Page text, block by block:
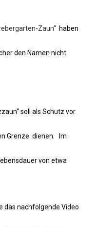
Zaun“ haben
den Namen nicht
soll als Schutz vor
Grenze dienen. Im
von etwa
das nachfolgende Video